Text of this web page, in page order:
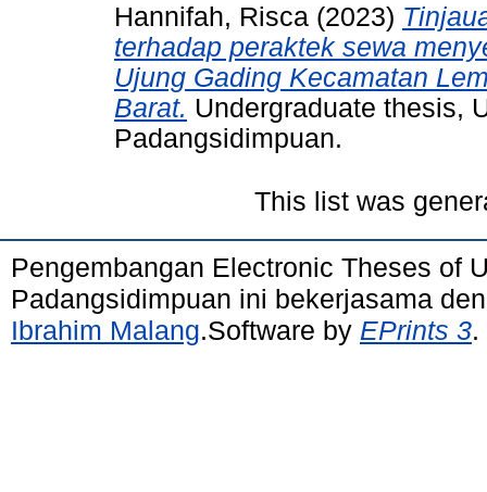
Hannifah, Risca (2023)
terhadap peraktek sewa
Ujung Gading Kecamatan
Barat. Undergraduate thesis,
Padangsidimpuan.
This list was
Pengembangan Electronic Theses of
Padangsidimpuan ini bekerjasama
Ibrahim Malang.Software by EPrints 3.